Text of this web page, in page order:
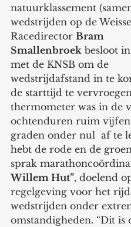
natuurklassement
wedstrijden op de
Racedirector Bram
Smallenbroek besloot
met de KNSB om de
wedstrijdafstand in te
de starttijd te
thermometer was in de
ochtenduren ruim
graden onder nul  af te
hebt de rode en de
sprak
Willem Hut”, doelend
regelgeving voor het
wedstrijden onder
omstandigheden. “Dit is